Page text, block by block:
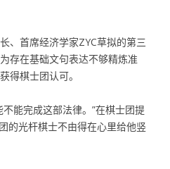
、首席经济学家ZYC草拟的第三
存在基础文句表达不够精炼准
得棋士团认可。
能完成这部法律。”在棋士团提
的光杆棋士不由得在心里给他竖